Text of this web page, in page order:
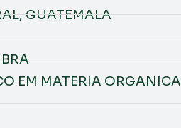
GUATEMALA
EM MATERIA ORGANICA